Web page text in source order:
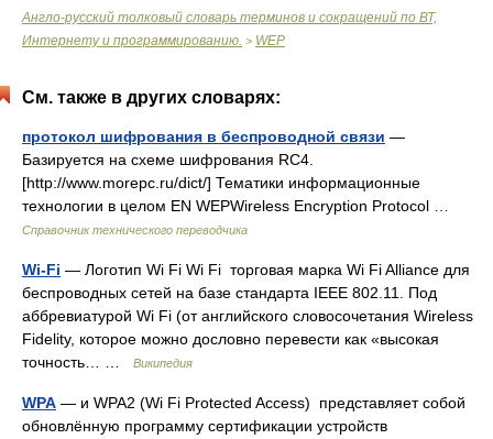
Англо-русский толковый словарь терминов и сокращений по ВТ,
Интернету и программированию. > WEP
См. также в других словарях:
протокол шифрования в беспроводной связи —
Базируется на схеме шифрования RC4.
[http://www.morepc.ru/dict/] Тематики информационные
технологии в целом EN WEPWireless Encryption Protocol …
Справочник технического переводчика
Wi-Fi — Логотип Wi Fi Wi Fi торговая марка Wi Fi Alliance для
беспроводных сетей на базе стандарта IEEE 802.11. Под
аббревиатурой Wi Fi (от английского словосочетания Wireless
Fidelity, которое можно дословно перевести как «высокая
точность… …
Википедия
WPA — и WPA2 (Wi Fi Protected Access) представляет собой
обновлённую программу сертификации устройств